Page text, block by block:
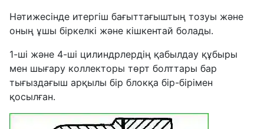
Нәтижесінде итергіш бағыттағыштың тозуы және
оның ұшы біркелкі және кішкентай болады.
1-ші және 4-ші цилиндрлердің қабылдау құбыры
мен шығару коллекторы төрт болттары бар
тығыздағыш арқылы бір блокқа бір-бірімен
қосылған.